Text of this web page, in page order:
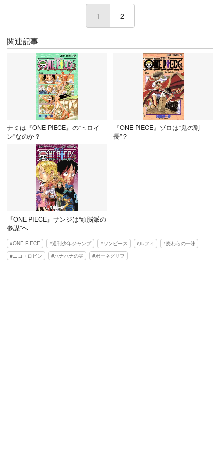
1 (current)
2
関連記事
ナミは『ONE PIECE』の“ヒロイ
ン”なのか？
『ONE PIECE』ゾロは“鬼の副
長”？
『ONE PIECE』サンジは“頭脳派の
参謀”へ
ONE PIECE 週刊少年ジャンプ ワンピース ルフィ
麦わらの一味
ニコ・ロビン
ハナハナの実 ポーネグリフ